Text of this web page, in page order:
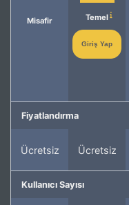
Misafir Temel
Giriş Yap
Fiyatlandırma
Ücretsiz Ücretsiz
Kullanıcı Sayısı